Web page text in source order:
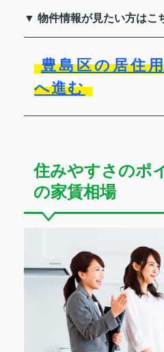
▼ 物件情報が見たい方はこ
豊島区の居住
へ進む
住みやすさのポ
の家賃相場